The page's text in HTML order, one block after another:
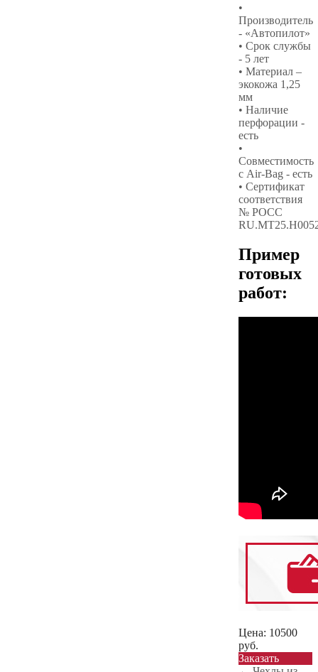
•
Производитель
- «Автопилот»
• Срок службы
- 5 лет
• Материал –
экокожа 1,25
мм
• Наличие
перфорации -
есть
•
Совместимость
с Air-Bag - есть
• Сертификат
соответствия
№ РОСС
Пример
готовых
работ:
Цена: 10500
руб.
Заказать